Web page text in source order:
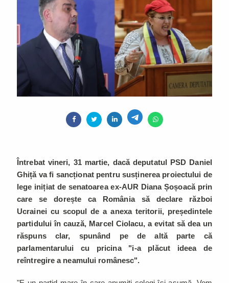
Întrebat vineri, 31 martie, dacă deputatul PSD Daniel
Ghiță va fi sancționat pentru susținerea proiectului de
lege inițiat de senatoarea ex-AUR Diana Șoșoacă prin
care se dorește ca România să declare război
Ucrainei cu scopul de a anexa teritorii, președintele
partidului în cauză, Marcel Ciolacu, a evitat să dea un
răspuns clar, spunând pe de altă parte că
parlamentarului cu pricina "i-a plăcut ideea de
reîntregire a neamului românesc".